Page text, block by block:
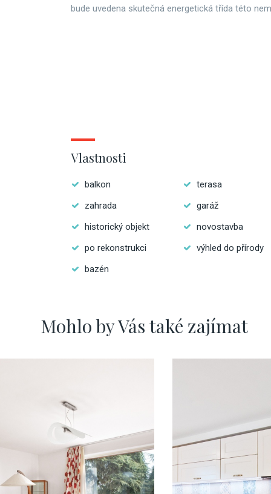
bude uvedena skutečná energetická třída této
Vlastnosti
balkon
terasa
zahrada
garáž
historický objekt
novostavba
po rekonstrukci
výhled do přírody
bazén
Mohlo by Vás také zajímat